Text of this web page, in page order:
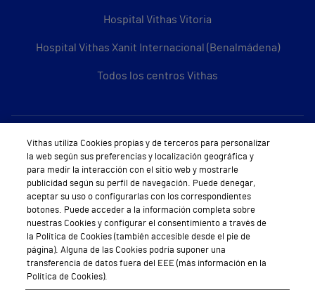
Hospital Vithas Vitoria
Hospital Vithas Xanit Internacional (Benalmádena)
Todos los centros Vithas
Sobre Vithas
Quiénes somos
Trabajar en Vithas
Teléfono Cita Médica
Teléfono Atención al Cliente
Política de seguridad y salud en el trabajo
Vithas utiliza Cookies propias y de terceros para personalizar
la web según sus preferencias y localización geográfica y
para medir la interacción con el sitio web y mostrarle
publicidad según su perfil de navegación. Puede denegar,
aceptar su uso o configurarlas con los correspondientes
botones. Puede acceder a la información completa sobre
nuestras Cookies y configurar el consentimiento a través de
la Política de Cookies (también accesible desde el pie de
página). Alguna de las Cookies podría suponer una
transferencia de datos fuera del EEE (más información en la
Política de Cookies).